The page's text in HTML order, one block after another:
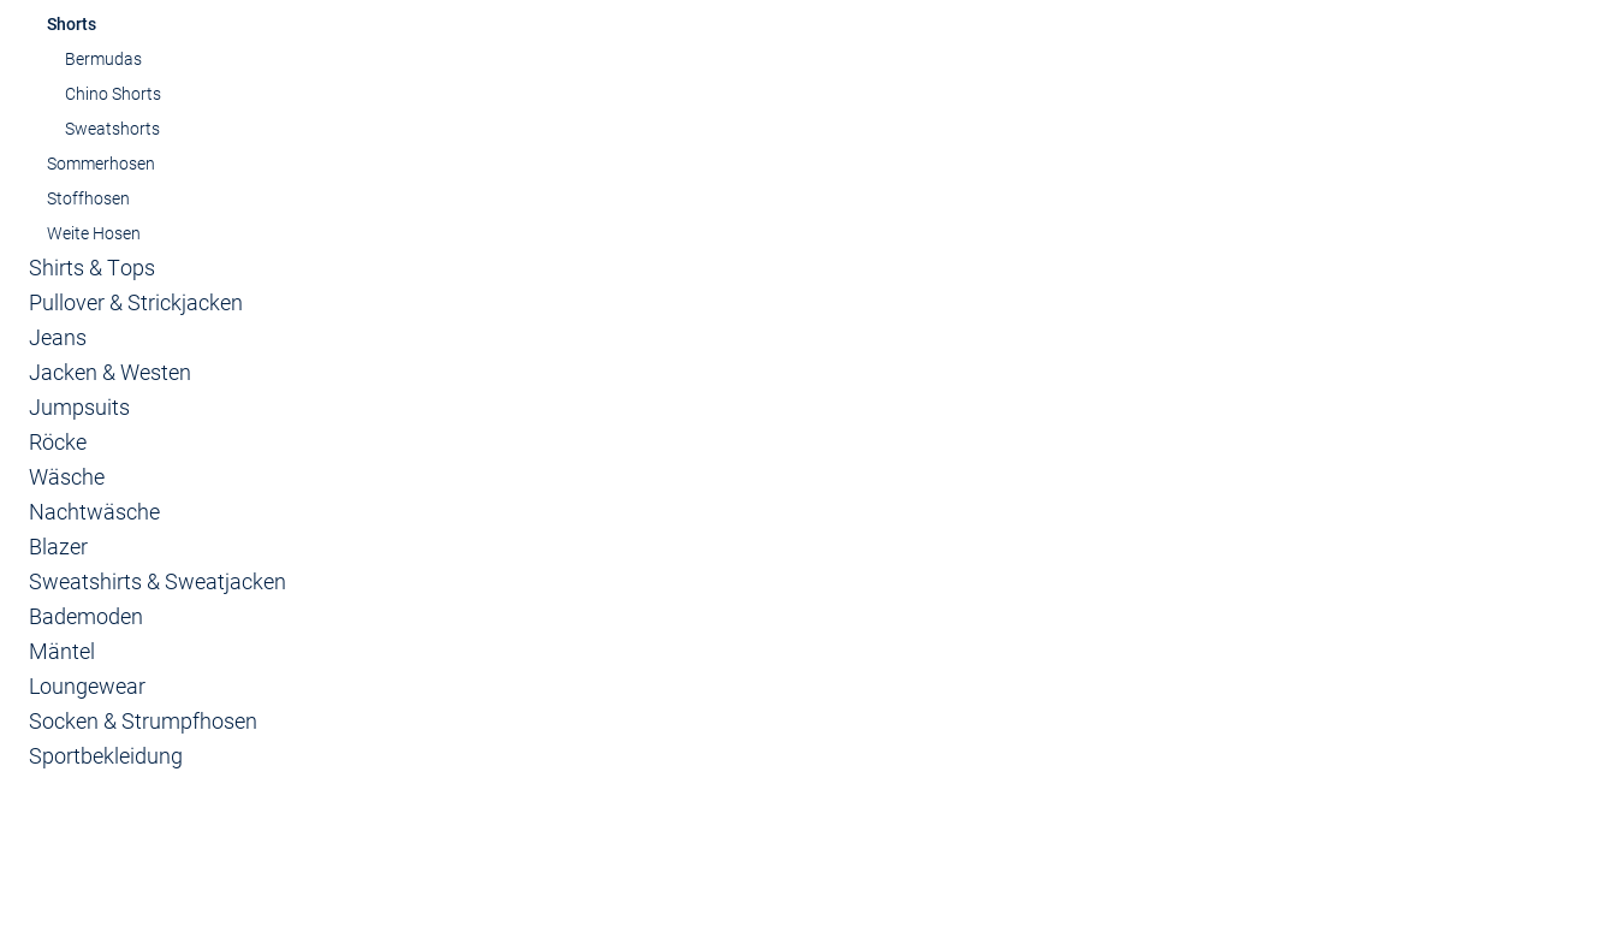
Shorts
Bermudas
Chino Shorts
Sweatshorts
Sommerhosen
Stoffhosen
Weite Hosen
Shirts & Tops
Pullover & Strickjacken
Jeans
Jacken & Westen
Jumpsuits
Röcke
Wäsche
Nachtwäsche
Blazer
Sweatshirts & Sweatjacken
Bademoden
Mäntel
Loungewear
Socken & Strumpfhosen
Sportbekleidung